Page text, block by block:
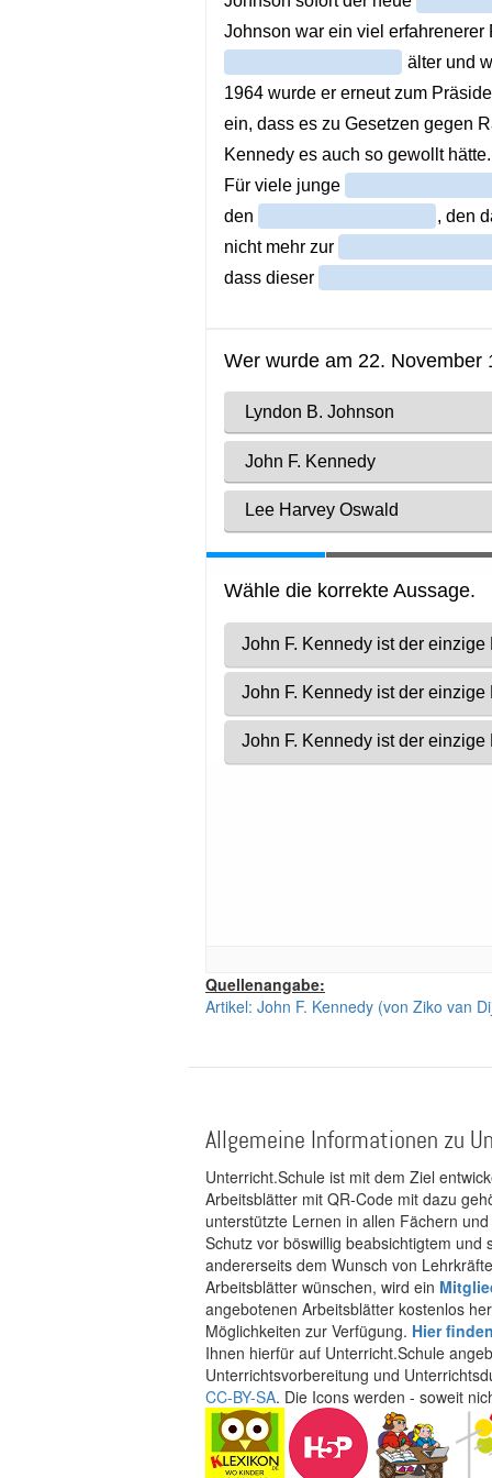
Quellenangabe:
Artikel: John F. Kennedy (von Ziko van
Allgemeine Informationen zu
Unterricht.Schule ist mit dem Ziel
Arbeitsblätter mit QR-Code mit dazu
unterstützte Lernen in allen Fächern
Schutz vor böswillig beabsichtigtem
andererseits dem Wunsch von
Arbeitsblätter wünschen, wird ein
angebotenen Arbeitsblätter kostenlos
Möglichkeiten zur Verfügung. Hier
Ihnen hierfür auf Unterricht.Schule
Unterrichtsvorbereitung und
CC-BY-SA. Die Icons werden - soweit